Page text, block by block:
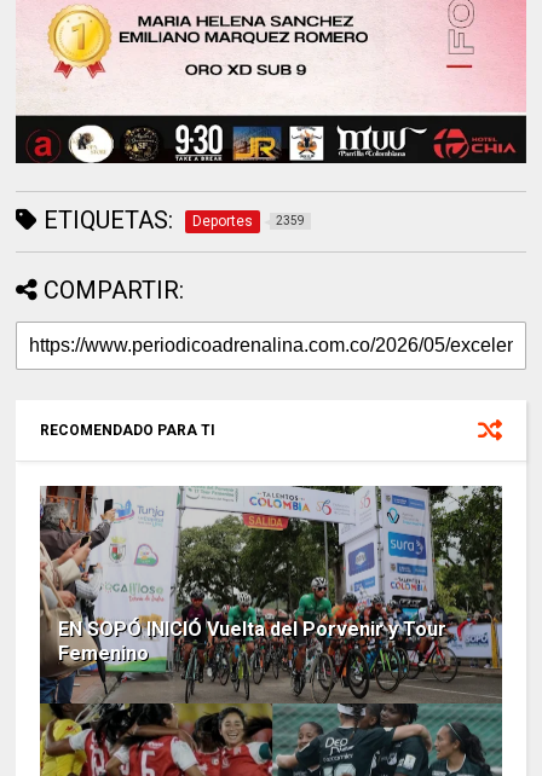
ETIQUETAS: Deportes 2359
COMPARTIR:
RECOMENDADO PARA TI
EN SOPÓ INICIÓ Vuelta del Porvenir y Tour
Femenino